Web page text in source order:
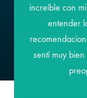
increíble con
entender
sentí muy